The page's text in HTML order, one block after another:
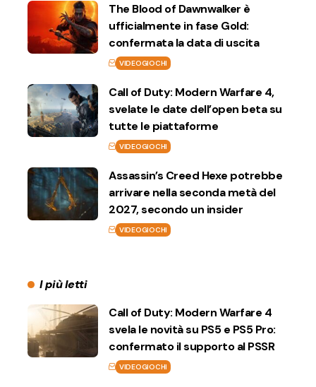
The Blood of Dawnwalker è
ufficialmente in fase Gold:
confermata la data di uscita
VIDEOGIOCHI
Call of Duty: Modern Warfare 4,
svelate le date dell’open beta su
tutte le piattaforme
VIDEOGIOCHI
Assassin’s Creed Hexe potrebbe
arrivare nella seconda metà del
2027, secondo un insider
VIDEOGIOCHI
I più letti
Call of Duty: Modern Warfare 4
svela le novità su PS5 e PS5 Pro:
confermato il supporto al PSSR
VIDEOGIOCHI